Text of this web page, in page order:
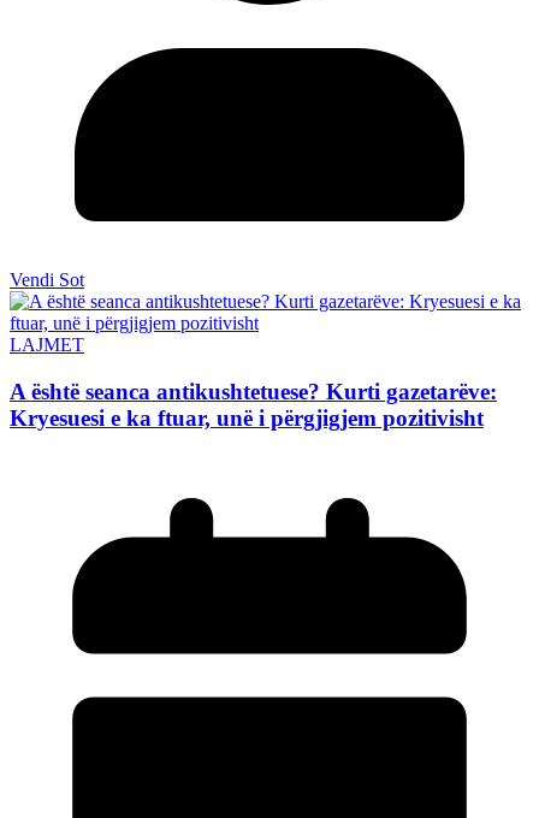
Vendi Sot
LAJMET
A është seanca antikushtetuese? Kurti gazetarëve:
Kryesuesi e ka ftuar, unë i përgjigjem pozitivisht